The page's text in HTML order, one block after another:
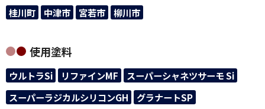
桂川町
中津市 宮若市 柳川市
使用塗料
ウルトラSi リファインMF
スーパーシャネツサーモ Si
スーパーラジカルシリコンGH
グラナートSP